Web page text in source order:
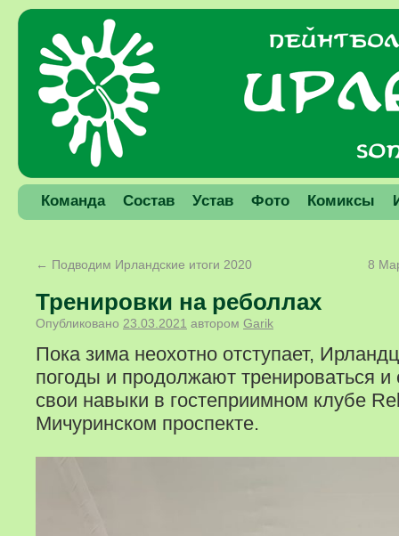
Команда Состав Устав Фото Комиксы
← Подводим Ирландские итоги 2020 8
Тренировки на реболлах
Опубликовано 23.03.2021 автором Garik
Пока зима неохотно отступает,
погоды и продолжают тренироваться и
свои навыки в гостеприимном клубе
Мичуринском проспекте.